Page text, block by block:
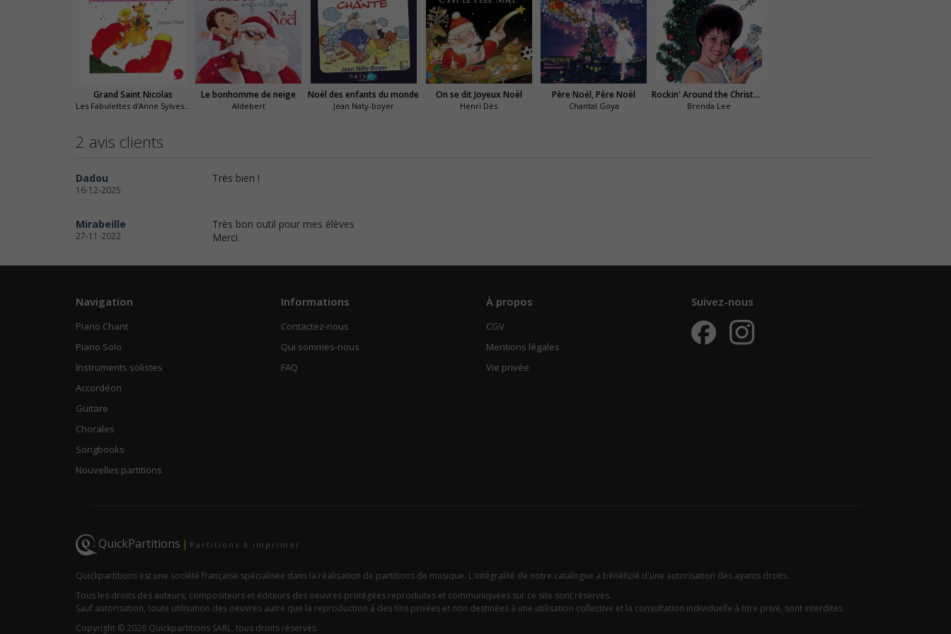
Grand Saint Nicolas Le bonhomme de neige
Aldebert
Noël des enfants du monde
Jean Naty-boyer
On se dit Joyeux Noël
Henri Dès
Père Noël, Père Noël
Chantal Goya
Rockin' Around the Christmas Tree
Brenda Lee
2 avis clients
Dadou
16-12-2025
Très bien !
Mirabeille
27-11-2022
Très bon outil pour mes élèves
Merci
Navigation
Piano Chant
Piano Solo
Instruments solistes
Accordéon
Guitare
Chorales
Songbooks
Nouvelles partitions
Informations
Contactez-nous
Qui sommes-nous
FAQ
À propos
CGV
Mentions légales
Vie privée
Suivez-nous
QuickPartitions | Partitions à imprimer
Quickpartitions est une société française spécialisée dans la réalisation de partitions de musique. L'intégralité de notre catalogue a bénéficié d'une autorisation des ayants droits.
Tous les droits des auteurs, compositeurs et éditeurs des oeuvres protégées reproduites et communiquées sur ce site sont réservés.
Sauf autorisation, toute utilisation des oeuvres autre que la reproduction à des fins privées et non destinées à une utilisation collective et la consultation individuelle à titre privé, sont interdites.
Copyright © 2026 Quickpartitions SARL, tous droits réservés